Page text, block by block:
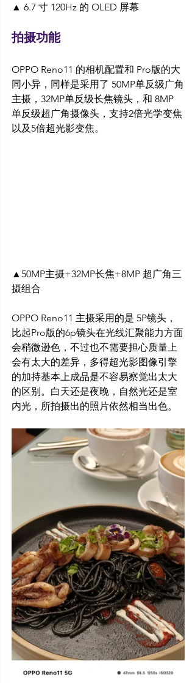
▲ 6.7 寸 120Hz 的 OLED 屏幕
拍摄功能
OPPO Reno11 的相机配置和 Pro版的大
同小异，同样是采用了 50MP单反级广角
主摄，32MP单反级长焦镜头，和 8MP
单反级超广角摄像头，支持2倍光学变焦
以及5倍超光影变焦。
▲50MP主摄+32MP长焦+8MP 超广角三
摄组合
OPPO Reno11 主摄采用的是 5P镜头，
比起Pro版的6p镜头在光线汇聚能力方面
会稍微逊色，不过也不需要担心质量上
会有太大的差异，多得超光影图像引擎
的加持基本上成品是不容易察觉出太大
的区别。白天还是夜晚，自然光还是室
内光，所拍摄出的照片依然相当出色。